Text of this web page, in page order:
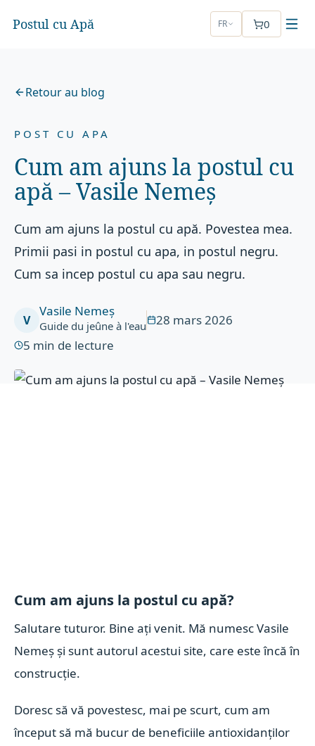
Postul cu Apă FR 0
Retour au blog
POST CU APA
Cum am ajuns la postul cu
apă – Vasile Nemeș
Cum am ajuns la postul cu apă. Povestea mea.
Primii pasi in postul cu apa, in postul negru.
Cum sa incep postul cu apa sau negru.
V
Vasile Nemeș
Guide du jeûne à l'eau
28 mars 2026
5 min de lecture
Cum am ajuns la postul cu apă?
Salutare tuturor. Bine ați venit. Mă numesc Vasile
Nemeș și sunt autorul acestui site, care este încă în
construcție.
Doresc să vă povestesc, mai pe scurt, cum am
început să mă bucur de beneficiile antioxidanților